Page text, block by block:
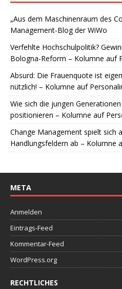
„Aus dem Maschinenraum des
Management-Blog der WiWo
Verfehlte Hochschulpolitik?
Bologna-Reform – Kolumne auf
Absurd: Die Frauenquote ist
nützlich! – Kolumne auf
Wie sich die jungen
positionieren – Kolumne auf
Change Management spielt sich
Handlungsfeldern ab – Kolumne
META
Anmelden
Eintrags-Feed
Kommentar-Feed
WordPress.org
RECHTLICHES